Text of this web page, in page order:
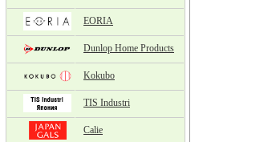
EORIA
Dunlop Home Products
Kokubo
TIS Industri
Calie